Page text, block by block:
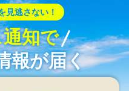
見逃さない！
知で
報が届く